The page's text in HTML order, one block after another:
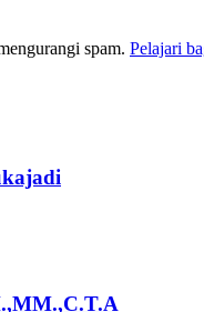
spam. Pelajari